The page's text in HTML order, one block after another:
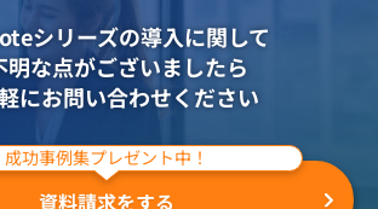
援事業
対策
ケティング
シリーズの導入に関して
明な点がございましたら
にお問い合わせください
成功事例集プレゼント中！
資料請求をする